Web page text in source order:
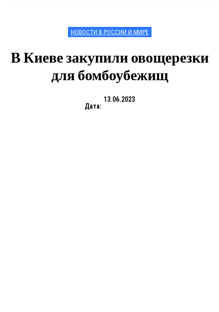
НОВОСТИ В РОССИИ И МИРЕ
В Киеве закупили овощерезки
для бомбоубежищ
Дата:
13.06.2023